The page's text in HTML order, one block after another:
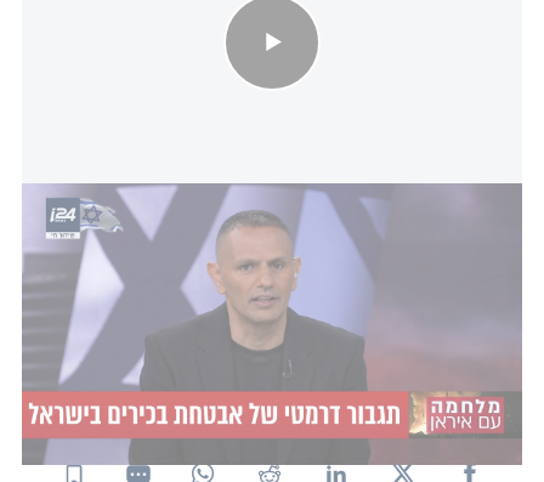
מחשש לנקמה איראנית: שב"כ תגבר באופן דרמטי את אבטחת בכירי
למעשה, בדקות הראשונות של המבצע באיראן חוסלו
מומחי גרעין ועשרות מפקדים צבאיים במקביל. במהלך
הדקות הראשונות של המבצע,צה"ל חיסל במקביל
ברחבי טהרן תשעה מדעני גרעין בכירים
לצד עשרות
מפקדים צבאיים בכירים במערכת הביטחון של המשטר
האיראני.